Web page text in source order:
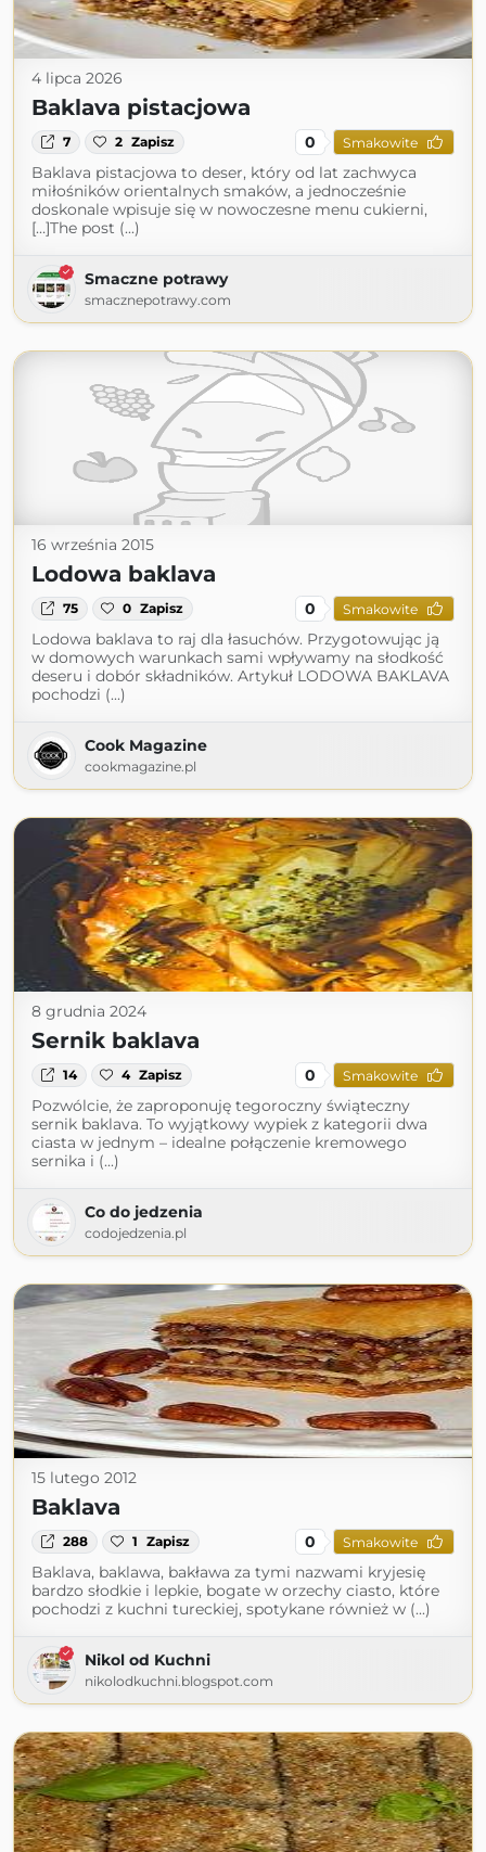
4 lipca 2026
Baklava pistacjowa
7 2 Zapisz 0 Smakowite
Baklava pistacjowa to deser, który od lat zachwyca
miłośników orientalnych smaków, a jednocześnie
doskonale wpisuje się w nowoczesne menu cukierni,
[…]The post (...)
Smaczne potrawy
smacznepotrawy.com
16 września 2015
Lodowa baklava
75 0 Zapisz 0 Smakowite
Lodowa baklava to raj dla łasuchów. Przygotowując ją
w domowych warunkach sami wpływamy na słodkość
deseru i dobór składników. Artykuł LODOWA BAKLAVA
pochodzi (...)
Cook Magazine
cookmagazine.pl
8 grudnia 2024
Sernik baklava
14 4 Zapisz 0 Smakowite
Pozwólcie, że zaproponuję tegoroczny świąteczny
sernik baklava. To wyjątkowy wypiek z kategorii dwa
ciasta w jednym – idealne połączenie kremowego
sernika i (...)
Co do jedzenia
codojedzenia.pl
15 lutego 2012
Baklava
288 1 Zapisz 0 Smakowite
Baklava, baklawa, bakława za tymi nazwami kryjesię
bardzo słodkie i lepkie, bogate w orzechy ciasto, które
pochodzi z kuchni tureckiej, spotykane również w (...)
Nikol od Kuchni
nikolodkuchni.blogspot.com